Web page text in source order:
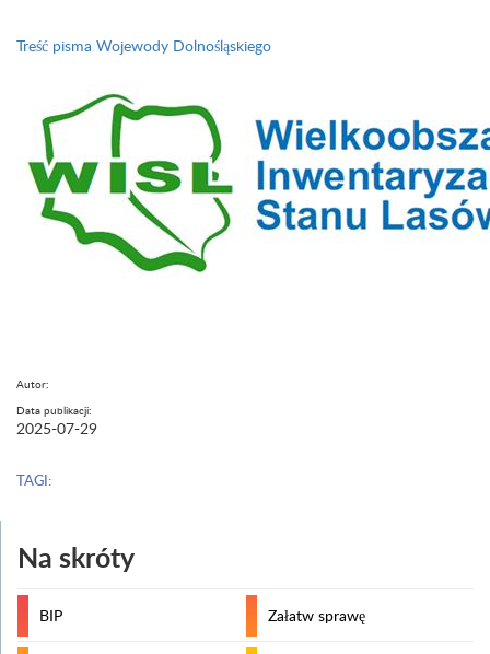
Treść pisma Wojewody Dolnośląskiego
Autor:
Data publikacji:
2025-07-29
TAGI:
Na skróty
BIP Załatw sprawę